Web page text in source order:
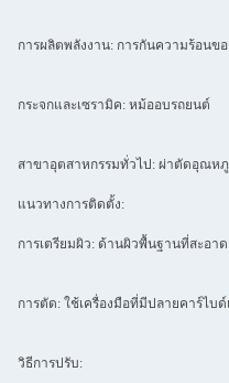
การผลิตพลังงาน: การกันความร้อนข
กระจกและเซรามิค: หม้ออบรถยนต์
สาขาอุตสาหกรรมทั่วไป: ผ่าตัดอุณห
แนวทางการติดตั้ง:
การเตรียมผิว: ด้านผิวพื้นฐานที่สะอา
การตัด: ใช้เครื่องมือที่มีปลายคาร์ไบ
วิธีการปรับ: